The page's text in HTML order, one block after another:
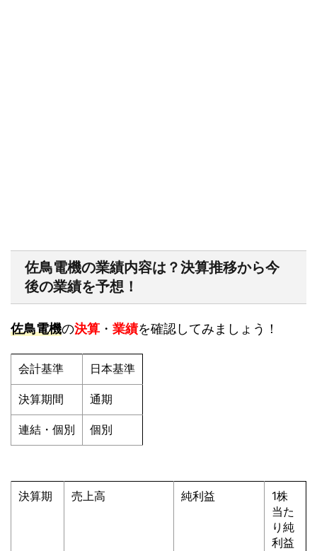
佐鳥電機の業績内容は？決算推移から今
後の業績を予想！
佐鳥電機の決算 ・ 業績を確認してみましょう！
会計基準 日本基準
決算期間 通期
連結・個別 個別
決算期 売上高 純利益
1株
当た
り純
利益